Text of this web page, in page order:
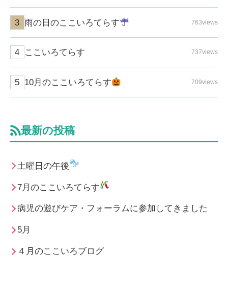
雨の日のここいろてらす 763views
ここいろてらす 737views
10月のここいろてらす 709views
最新の投稿
土曜日の午後
7月のここいろてらす
病児の遊びケア・フォーラムに参加してきました
5月
４月のここいろブログ